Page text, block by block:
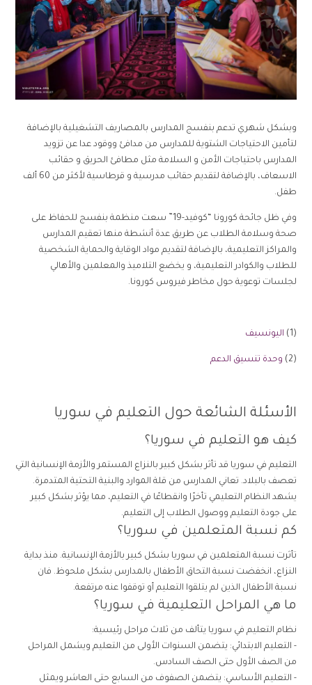
وبشكل شهري تدعم بنفسج المدارس بالمصاريف التشغيلية بالإضافة
لتأمين الاحتياجات الشتوية للمدارس من مدافئ ووقود عدا عن تزويد
المدارس باحتياجات الأمن و السلامة مثل مطافئ الحريق و حقائب
الاسعاف، بالإضافة لتقديم حقائب مدرسية و قرطاسية لأكثر من 60 ألف
طفل.
وفي ظل جائحة كورونا “كوفيد-19” سعت منظمة بنفسج للحفاظ على
صحة وسلامة الطلاب عن طريق عدة أنشطة منها تعقيم المدارس
والمراكز التعليمية، بالإضافة لتقديم مواد الوقاية والحماية الشخصية
للطلاب والكوادر التعليمية، و يخضع التلاميذ والمعلمين والأهالي
لجلسات توعوية حول مخاطر فيروس كورونا.
(1) اليونسيف
(2) وحدة تنسيق الدعم
الأسئلة الشائعة حول التعليم في سوريا
كيف هو التعليم في سوريا؟
التعليم في سوريا قد تأثر بشكل كبير بالنزاع المستمر والأزمة الإنسانية التي
تعصف بالبلاد. تعاني المدارس من قلة الموارد والبنية التحتية المتدمرة.
يشهد النظام التعليمي تأخرًا وانقطاعًا في التعليم، مما يؤثر بشكل كبير
على جودة التعليم ووصول الطلاب إلى التعليم.
كم نسبة المتعلمين في سوريا؟
تأثرت نسبة المتعلمين في سوريا بشكل كبير بالأزمة الإنسانية. منذ بداية
النزاع، انخفضت نسبة التحاق الأطفال بالمدارس بشكل ملحوظ. فان
نسبة الأطفال الذين لم يتلقوا التعليم أو توقفوا عنه مرتفعة.
ما هي المراحل التعليمية في سوريا؟
نظام التعليم في سوريا يتألف من ثلاث مراحل رئيسية:
- التعليم الابتدائي: يتضمن السنوات الأولى من التعليم ويشمل المراحل
من الصف الأول حتى الصف السادس.
- التعليم الأساسي: يتضمن الصفوف من السابع حتى العاشر ويمثل